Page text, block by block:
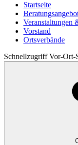
Startseite
Veranstaltungen
Vorstand
Ortsverbände
Schnellzugriff Vor-Ort-